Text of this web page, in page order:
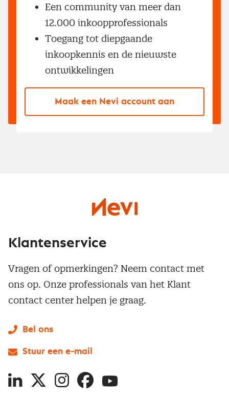
Een community van meer dan
12.000 inkoopprofessionals
Toegang tot diepgaande
inkoopkennis en de nieuwste
ontwikkelingen
Maak een Nevi account aan
Klantenservice
Vragen of opmerkingen? Neem contact met
ons op. Onze professionals van het Klant
contact center helpen je graag.
Bel ons
Stuur een e-mail
LinkedIn
X InstagramFacebookYouTube